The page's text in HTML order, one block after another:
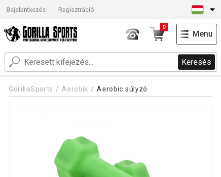
Bejelentkezés Regisztráció
Keresés
0
Menu
GorillaSports Aerobik Aerobic súlyzó